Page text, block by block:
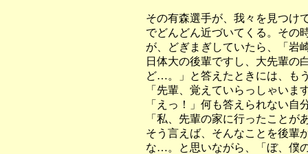
その有森選手が、我々を見つけ
でどんどん近づいてくる。その
が、どぎまぎしていたら、「岩
日体大の後輩ですし、大先輩の
ど…。」と答えたときには、も
「先輩、覚えていらっしゃいま
「えっ！」何も答えられない自
「私、先輩の家に行ったことが
そう言えば、そんなことを後輩
な…。と思いながら、「ぼ、僕